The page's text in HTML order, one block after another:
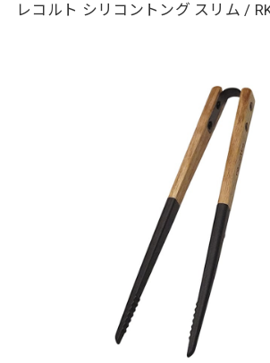
レコルト シリコントング スリム /